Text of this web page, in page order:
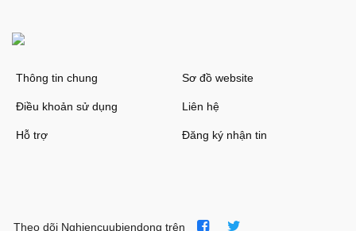
Thông tin chung Sơ đồ website
Điều khoản sử dụng Liên hệ
Hỗ trợ Đăng ký nhận tin
Theo dõi Nghiencuubiendong trên